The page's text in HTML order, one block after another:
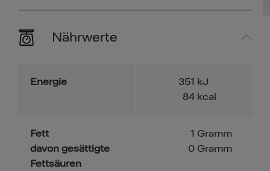
Nährwerte
Energie 351 kJ
84 kcal
Fett
davon gesättigte
Fettsäuren
1 Gramm
0 Gramm